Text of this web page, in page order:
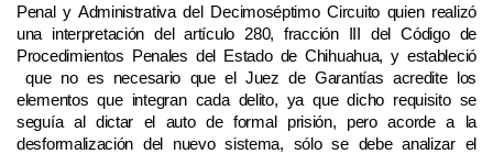
Penal y Administrativa del Decimoséptimo Circuito quien realizó
una interpretación del artículo 280, fracción III del Código de
Procedimientos Penales del Estado de Chihuahua, y estableció
que no es necesario que el Juez de Garantías acredite los
elementos que integran cada delito, ya que dicho requisito se
seguía al dictar el auto de formal prisión, pero acorde a la
desformalización del nuevo sistema, sólo se debe analizar el